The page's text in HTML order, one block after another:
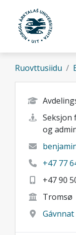
Gå til hovedinnhold
Ruovttusiidu
Seksjon
og
+47 77
+47 90
Tromsø